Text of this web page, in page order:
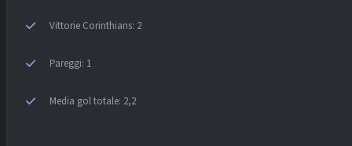
Vittorie Corinthians: 2
Pareggi: 1
Media gol totale: 2,2